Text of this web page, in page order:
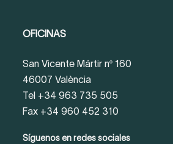
OFICINAS
San Vicente Mártir nº 160
46007 València
Tel +34 963 735 505
Fax +34 960 452 310
Síguenos en redes sociales